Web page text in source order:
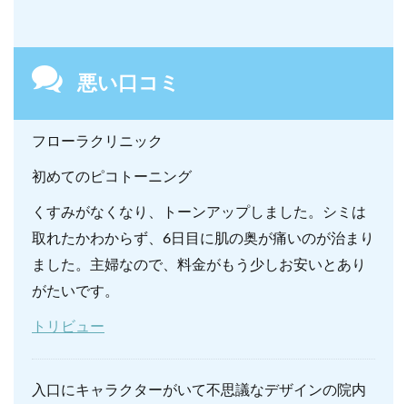
悪い口コミ
フローラクリニック
初めてのピコトーニング
くすみがなくなり、トーンアップしました。シミは
取れたかわからず、6日目に肌の奥が痛いのが治まり
ました。主婦なので、料金がもう少しお安いとあり
がたいです。
トリビュー
入口にキャラクターがいて不思議なデザインの院内